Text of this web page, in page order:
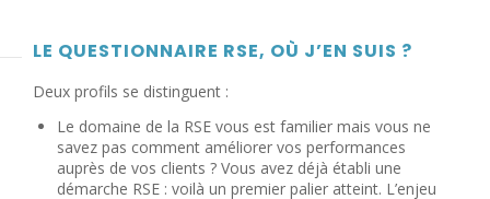
LE QUESTIONNAIRE RSE, OÙ J’EN SUIS ?
Deux profils se distinguent :
Le domaine de la RSE vous est familier mais vous ne
savez pas comment améliorer vos performances
auprès de vos clients ? Vous avez déjà établi une
démarche RSE : voilà un premier palier atteint. L’enjeu